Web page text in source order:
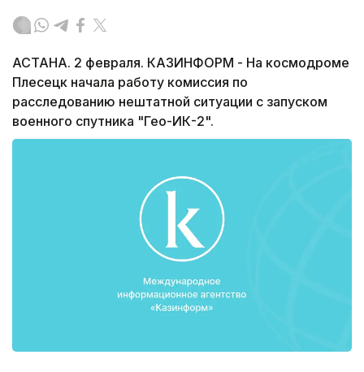
АСТАНА. 2 февраля. КАЗИНФОРМ - На космодроме
Плесецк начала работу комиссия по
расследованию нештатной ситуации с запуском
военного спутника "Гео-ИК-2".